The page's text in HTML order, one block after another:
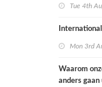
Tue 4th
Mon 3rd
Waarom
anders gaan